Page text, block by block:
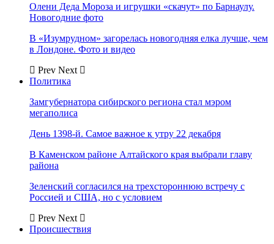
Олени Деда Мороза и игрушки «скачут» по Барнаулу.
Новогодние фото
В «Изумрудном» загорелась новогодняя елка лучше, чем
в Лондоне. Фото и видео
Prev Next
Политика
Замгубернатора сибирского региона стал мэром
мегаполиса
День 1398-й. Самое важное к утру 22 декабря
В Каменском районе Алтайского края выбрали главу
района
Зеленский согласился на трехстороннюю встречу с
Россией и США, но с условием
Prev Next
Происшествия